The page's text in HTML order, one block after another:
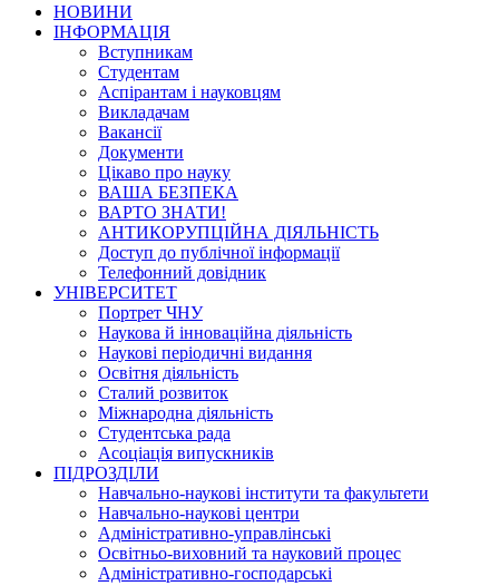
НОВИНИ
ІНФОРМАЦІЯ
Вступникам
Студентам
Аспірантам і науковцям
Викладачам
Вакансії
Документи
Цікаво про науку
ВАША БЕЗПЕКА
ВАРТО ЗНАТИ!
АНТИКОРУПЦІЙНА ДІЯЛЬНІСТЬ
Доступ до публічної інформації
Телефонний довідник
УНІВЕРСИТЕТ
Портрет ЧНУ
Наукова й інноваційна діяльність
Наукові періодичні видання
Освітня діяльність
Сталий розвиток
Міжнародна діяльність
Студентська рада
Асоціація випускників
ПІДРОЗДІЛИ
Навчально-наукові інститути та факультети
Навчально-наукові центри
Адміністративно-управлінські
Освітньо-виховний та науковий процес
Адміністративно-господарські